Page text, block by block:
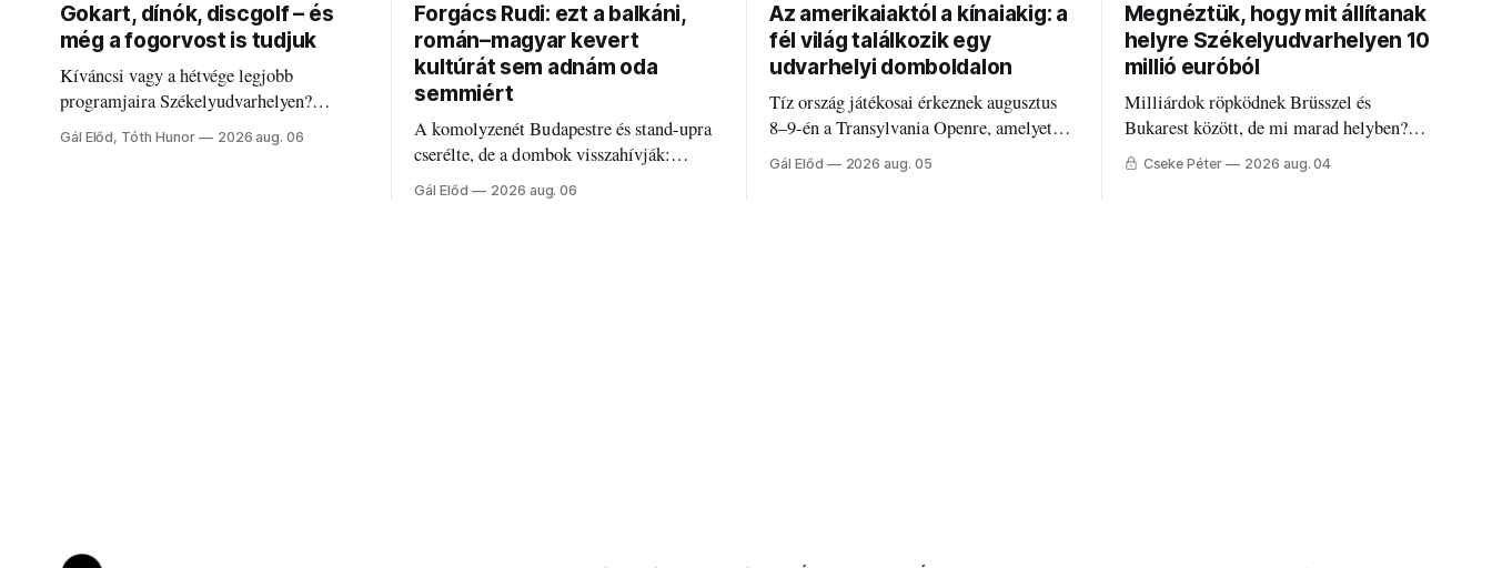
Gokart, dínók, discgolf – és
még a fogorvost is tudjuk
Kíváncsi vagy a hétvége legjobb
programjaira Székelyudvarhelyen?
Nálunk megtalálod őket – sőt, ha baj van a
fogaddal, a fogorvosi ügyeletet is!
Gál Előd, Tóth Hunor 2026 aug. 06
Forgács Rudi: ezt a balkáni,
román–magyar kevert
kultúrát sem adnám oda
semmiért
A komolyzenét Budapestre és stand-upra
cserélte, de a dombok visszahívják:
Forgács Rudi humorról, származásról és
Gál Előd 2026 aug. 06
Az amerikaiaktól a kínaiakig: a
fél világ találkozik egy
udvarhelyi domboldalon
Tíz ország játékosai érkeznek augusztus
8–9-én a Transylvania Openre, amelyet
Románia legrégebben működő állandó
discgolfpályáján rendeznek meg.
Gál Előd 2026 aug. 05
Megnéztük, hogy mit állítanak
helyre Székelyudvarhelyen 10
millió euróból
Milliárdok röpködnek Brüsszel és
Bukarest között, de mi marad helyben?
Mire költik a PNRR-pénzeket
Cseke Péter 2026 aug. 04